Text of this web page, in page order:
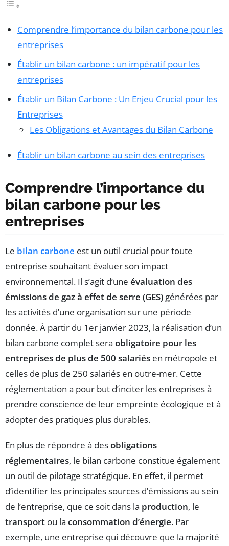
Comprendre l’importance du bilan carbone pour les
entreprises
Établir un bilan carbone : un impératif pour les
entreprises
Établir un Bilan Carbone : Un Enjeu Crucial pour les
Entreprises
Les Obligations et Avantages du Bilan Carbone
Établir un bilan carbone au sein des entreprises
Comprendre l’importance du
bilan carbone pour les
entreprises
Le bilan carbone est un outil crucial pour toute
entreprise souhaitant évaluer son impact
environnemental. Il s’agit d’une évaluation des
émissions de gaz à effet de serre (GES) générées par
les activités d’une organisation sur une période
donnée. À partir du 1er janvier 2023, la réalisation d’un
bilan carbone complet sera obligatoire pour les
entreprises de plus de 500 salariés en métropole et
celles de plus de 250 salariés en outre-mer. Cette
réglementation a pour but d’inciter les entreprises à
prendre conscience de leur empreinte écologique et à
adopter des pratiques plus durables.
En plus de répondre à desobligations
réglementaires, le bilan carbone constitue également
un outil de pilotage stratégique. En effet, il permet
d’identifier les principales sources d’émissions au sein
de l’entreprise, que ce soit dans la production, le
transport ou la consommation d’énergie. Par
exemple, une entreprise qui découvre que la majorité